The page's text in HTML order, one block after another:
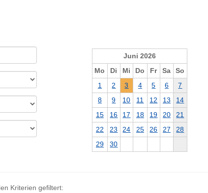
Juni 2026
Mo
Di Mi Do Fr Sa
So
1
2 3 4 5 6
7
8
9 10 11 12 13
14
15
16 17 18 19 20
21
22
23 24 25 26 27
28
29
30
Kriterien gefiltert: